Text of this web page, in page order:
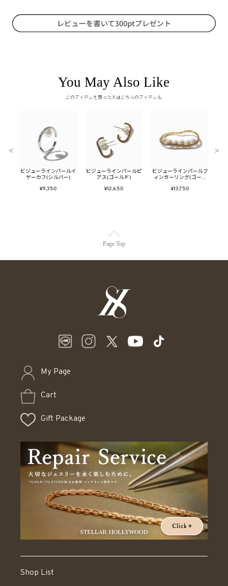
You May Also Like
このアイテムを買った人はこちらのアイテムも
ビジューラインパールイ
ヤーカフ(シルバー)
¥9,350
ビジューラインパールピ
アス(ゴールド)
¥12,650
ビジューラインパールフ
ィンガーリング(ゴール
¥13,750
＜ ＞
Page Top
My Page
Cart
Gift Package
Shop List